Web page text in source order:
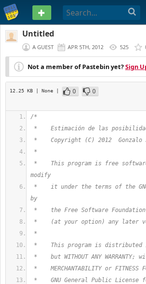
PASTEBIN
Untitled
A GUEST APR 5TH, 2012 525
Not a member of Pastebin yet?Sign
12.25 KB | None | 0
0
/*
*    Estimación de las
*    Copyright (C) 2012  Gonzalo
*
*    This program is free
modify
*    it under the terms of the
by
*    the Free Software
*    (at your option) any later
*
*    This program is
*    but WITHOUT ANY
*    MERCHANTABILITY or FITNESS
*    GNU General Public License